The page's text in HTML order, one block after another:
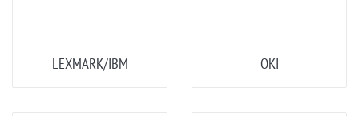
LEXMARK/IBM OKI